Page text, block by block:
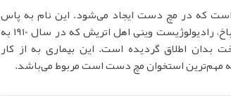
است که در مچ دست ایجاد می‌شود. این نام به پاس
زحمات دکتر رابرت کین باخ، رادیولوژیست وینی اهل اتریش که در سال 1910 به
بدان اطلاق گردیده است. این بیماری به از کار
مهم‌ترین استخوان مچ دست است مربوط می‌باشد.